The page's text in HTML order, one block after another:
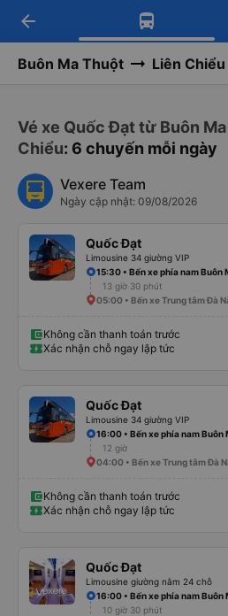
Tải app Vexere
Nhận ưu đãi thành
Tải app Vexere
-30k/ghế khi đặt vé
arrow_back
Buôn Ma Thuột Liên Chiểu
Vé xe Quốc Đạt từ Buôn
Chiểu: 6 chuyến mỗi ngày
Vexere Team
Ngày cập nhật: 09/08/2026
Quốc Đạt
Limousine 34 giường VIP
15:30 • Bến xe phía nam Buôn
13 giờ 30 phút
05:00 • Bến xe Trung tâm Đà
Không cần thanh toán trước
Xác nhận chỗ ngay lập tức
Quốc Đạt
Limousine 34 giường VIP
16:00 • Bến xe phía nam Buôn
12 giờ
04:00 • Bến xe Trung tâm Đà
Không cần thanh toán trước
Xác nhận chỗ ngay lập tức
Quốc Đạt
Limousine giường nằm 24 chỗ
16:00 • Bến xe phía nam Buôn
10 giờ 30 phút